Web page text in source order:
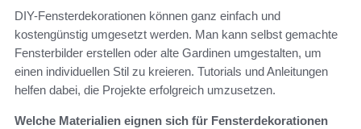
DIY-Fensterdekorationen können ganz einfach und
kostengünstig umgesetzt werden. Man kann selbst gemachte
Fensterbilder erstellen oder alte Gardinen umgestalten, um
einen individuellen Stil zu kreieren. Tutorials und Anleitungen
helfen dabei, die Projekte erfolgreich umzusetzen.
Welche Materialien eignen sich für Fensterdekorationen